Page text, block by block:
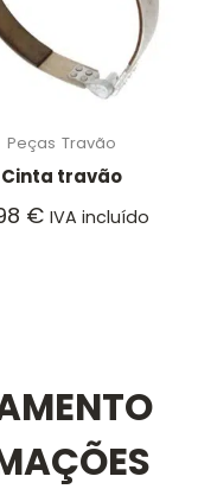
Peças Travão
Cinta travão
€ IVA incluído